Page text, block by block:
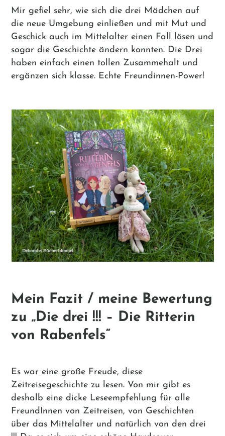
Mir gefiel sehr, wie sich die drei Mädchen auf
die neue Umgebung einließen und mit Mut und
Geschick auch im Mittelalter einen Fall lösen und
sogar die Geschichte ändern konnten. Die Drei
haben einfach einen tollen Zusammehalt und
ergänzen sich klasse. Echte Freundinnen-Power!
Mein Fazit / meine Bewertung
zu „Die drei !!! – Die Ritterin
von Rabenfels“
Es war eine große Freude, diese
Zeitreisegeschichte zu lesen. Von mir gibt es
deshalb eine dicke Leseempfehlung für alle
FreundInnen von Zeitreisen, von Geschichten
über das Mittelalter und natürlich von den drei